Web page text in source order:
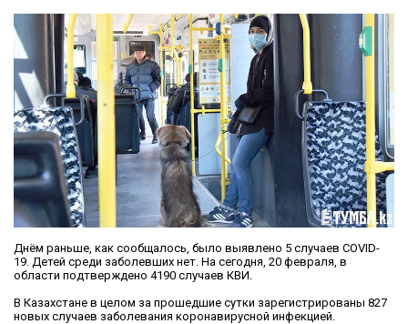
Днём раньше, как сообщалось, было выявлено 5 случаев COVID-
19. Детей среди заболевших нет. На сегодня, 20 февраля, в
области подтверждено 4190 случаев КВИ.
В Казахстане в целом за прошедшие сутки зарегистрированы 827
новых случаев заболевания коронавирусной инфекцией.